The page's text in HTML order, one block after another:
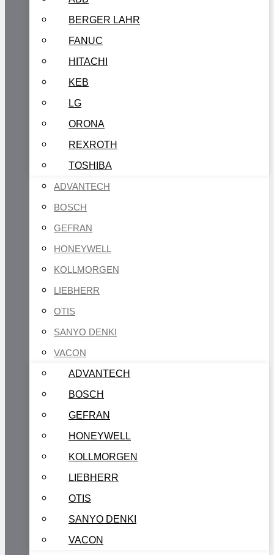
BERGER LAHR
FANUC
HITACHI
KEB
LG
ORONA
REXROTH
TOSHIBA
ADVANTECH
BOSCH
GEFRAN
HONEYWELL
KOLLMORGEN
LIEBHERR
OTIS
SANYO DENKI
VACON
ADVANTECH
BOSCH
GEFRAN
HONEYWELL
KOLLMORGEN
LIEBHERR
OTIS
SANYO DENKI
VACON